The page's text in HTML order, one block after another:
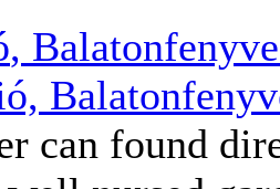
,
can found